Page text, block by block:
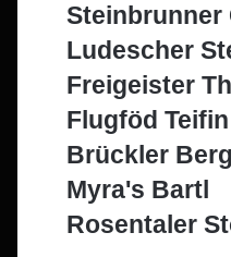
Steinbrunner
Ludescher
Freigeister
Flugföd Teifin
Brückler
Myra's Bartl
Rosentaler